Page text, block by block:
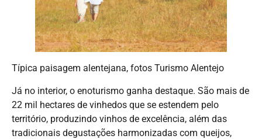
Típica paisagem alentejana, fotos Turismo Alentejo
Já no interior, o enoturismo ganha destaque. São mais de
22 mil hectares de vinhedos que se estendem pelo
território, produzindo vinhos de excelência, além das
tradicionais degustações harmonizadas com queijos,